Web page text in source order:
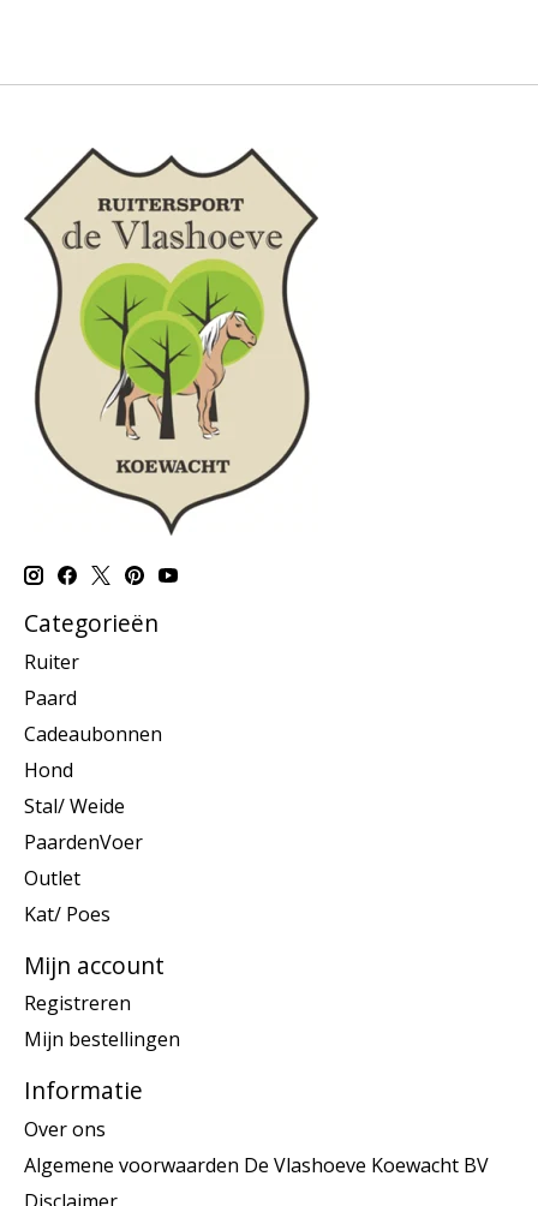
Categorieën
Ruiter
Paard
Cadeaubonnen
Hond
Stal/ Weide
PaardenVoer
Outlet
Kat/ Poes
Mijn account
Registreren
Mijn bestellingen
Informatie
Over ons
Algemene voorwaarden De Vlashoeve Koewacht BV